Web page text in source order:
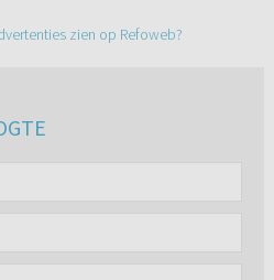
zien op Refoweb?